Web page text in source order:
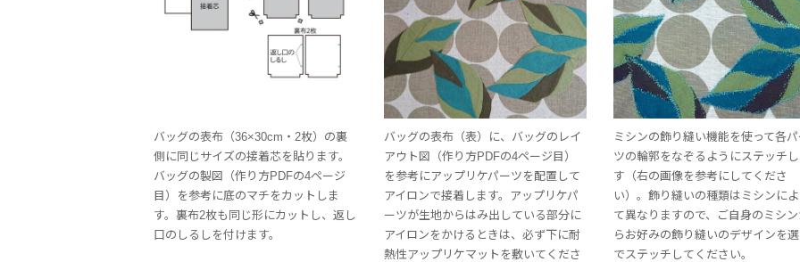
バッグの表布（36×30cm・2枚）の裏
側に同じサイズの接着芯を貼ります。
バッグの製図（作り方PDFの4ページ
目）を参考に底のマチをカットしま
す。裏布2枚も同じ形にカットし、返し
口のしるしを付けます。
バッグの表布（表）に、バッグのレイ
アウト図（作り方PDFの4ページ目）
を参考にアップリケパーツを配置して
アイロンで接着します。アップリケパ
ーツが生地からはみ出している部分に
アイロンをかけるときは、必ず下に耐
熱性アップリケマットを敷いてくださ
ミシンの飾り縫い機能を使って各
ツの輪郭をなぞるようにステッチ
す（右の画像を参考にしてくださ
い）。飾り縫いの種類はミシンに
て異なりますので、ご自身のミシ
らお好みの飾り縫いのデザインを
でステッチしてください。